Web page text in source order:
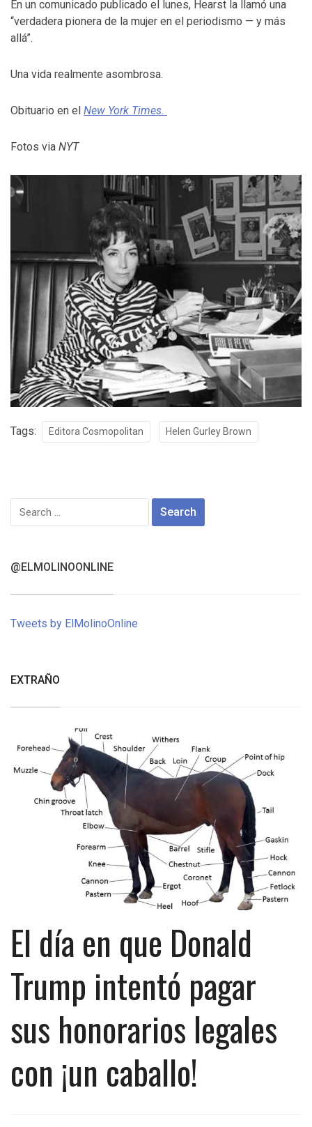
En un comunicado publicado el lunes, Hearst la llamó una
“verdadera pionera de la mujer en el periodismo — y más
allá”.
Una vida realmente asombrosa.
Obituario en el New York Times.
Fotos via NYT
Tags: Editora Cosmopolitan Helen Gurley Brown
Search
for:
@ELMOLINOONLINE
Tweets by ElMolinoOnline
EXTRAÑO
El día en que Donald
Trump intentó pagar
sus honorarios legales
con ¡un caballo!